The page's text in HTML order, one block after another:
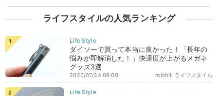
ライフスタイルの人気ランキング
ダイソーで買って本当に良かった！「長年の
悩みが即解消した！」快適度が上がるメガネ
グッズ3選
michill ライフスタイル
2026/07/24 08:00